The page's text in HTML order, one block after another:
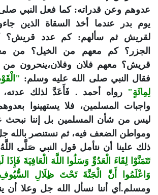
عدوهم وعن قدراته: كما فعل النبي
يوم بدر عندما أخذ السقاة الذين
لقريش ثم سألهم: كم عدد قريش؟
الجزر؟ كم معهم من الخيل؟ من
قريش؟ معهم فلان وفلان،ينحرون من
فقال النبي صلى الله عليه وسلم:
لِمِائَةٍ" رواه أحمد . فَأَعَدَّ لذلك
واجبات المسلمين، فلا يستهينوا
ليس من شأن المسلمين بل إننا نبحث
ومواطن الضعف فيه، ثم نستنصر بالله
ذلك علينا أن نتأمل قول النبي صَلَّى
تَتَمَنَّوْا لِقَاءَ الْعَدُوِّ وَسَلُوا اللَّهَ الْعَافِيَةَ فَإِذَا
وَاعْلَمُوا أَنَّ الْجَنَّةَ تَحْتَ ظِلَالِ
ومسلم.أي أننا نسأل الله جل وعلا أن